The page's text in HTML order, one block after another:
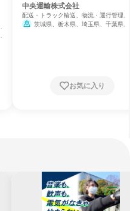
中央運輸株式会社
配送・トラック輸送、物流・運行管理
輸・交通・物流
茨城県、栃木県、埼玉県、千葉県
お気に入り